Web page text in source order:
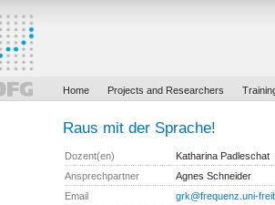
Home Projects and Researchers
Raus mit der Sprache!
Dozent(en)
Katharina Padleschat
Ansprechpartner
Agnes Schneider
Email
grk@frequenz.uni-